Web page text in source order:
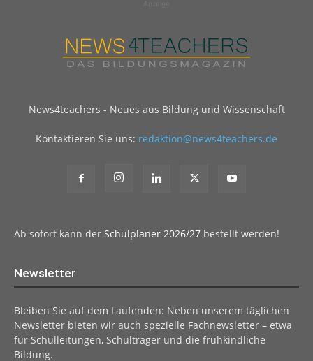
News4teachers - Neues aus Bildung und Wissenschaft
Kontaktieren Sie uns: redaktion@news4teachers.de
Ab sofort kann der Schulplaner 2026/27 bestellt werden!
Newsletter
Bleiben Sie auf dem Laufenden: Neben unserem täglichen
Newsletter bieten wir auch spezielle Fachnewsletter – etwa
für Schulleitungen, Schulträger und die frühkindliche
Bildung.